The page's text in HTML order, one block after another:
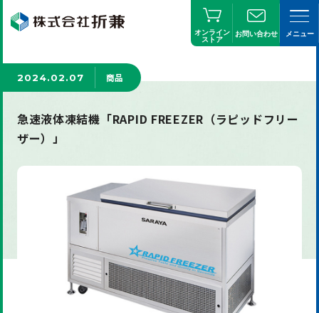
オンライン
ストア
お問い合わせ メニュー
2024.02.07 商品
急速液体凍結機「RAPID FREEZER（ラピッドフリー
ザー）」